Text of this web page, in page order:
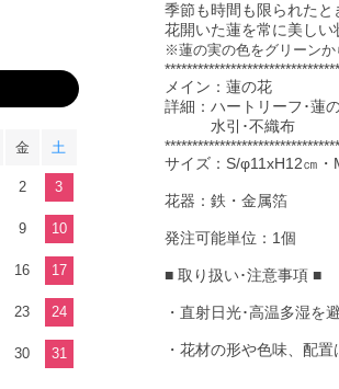
季節も時間も限られた
花開いた蓮を常に美しい
※蓮の実の色をグリーンか
メイン：蓮の花
詳細：ハートリーフ･蓮
水引･不織布
サイズ：S/φ11xH12㎝
花器：鉄・金属箔
発注可能単位：1個
■ 取り扱い･注意事項 ■
・直射日光･高温多湿を
・花材の形や色味、配
金 土
2 3
9 10
16 17
23 24
30 31